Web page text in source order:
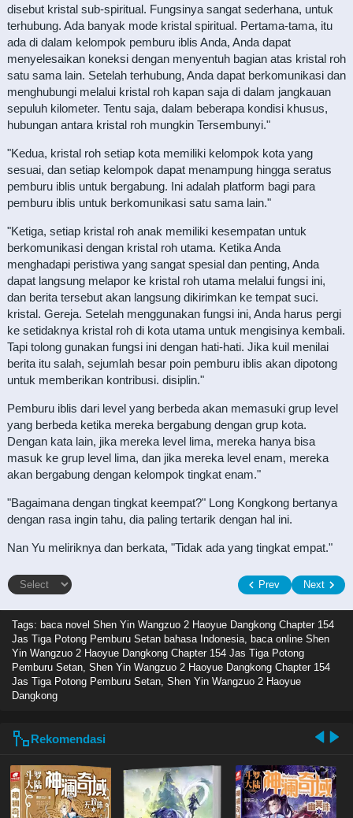
disebut kristal sub-spiritual. Fungsinya sangat sederhana, untuk
terhubung. Ada banyak mode kristal spiritual. Pertama-tama, itu
ada di dalam kelompok pemburu iblis Anda, Anda dapat
menyelesaikan koneksi dengan menyentuh bagian atas kristal roh
satu sama lain. Setelah terhubung, Anda dapat berkomunikasi dan
menghubungi melalui kristal roh kapan saja di dalam jangkauan
sepuluh kilometer. Tentu saja, dalam beberapa kondisi khusus,
hubungan antara kristal roh mungkin Tersembunyi."
"Kedua, kristal roh setiap kota memiliki kelompok kota yang
sesuai, dan setiap kelompok dapat menampung hingga seratus
pemburu iblis untuk bergabung. Ini adalah platform bagi para
pemburu iblis untuk berkomunikasi satu sama lain."
"Ketiga, setiap kristal roh anak memiliki kesempatan untuk
berkomunikasi dengan kristal roh utama. Ketika Anda
menghadapi peristiwa yang sangat spesial dan penting, Anda
dapat langsung melapor ke kristal roh utama melalui fungsi ini,
dan berita tersebut akan langsung dikirimkan ke tempat suci.
kristal. Gereja. Setelah menggunakan fungsi ini, Anda harus pergi
ke setidaknya kristal roh di kota utama untuk mengisinya kembali.
Tapi tolong gunakan fungsi ini dengan hati-hati. Jika kuil menilai
berita itu salah, sejumlah besar poin pemburu iblis akan dipotong
untuk memberikan kontribusi. disiplin."
Pemburu iblis dari level yang berbeda akan memasuki grup level
yang berbeda ketika mereka bergabung dengan grup kota.
Dengan kata lain, jika mereka level lima, mereka hanya bisa
masuk ke grup level lima, dan jika mereka level enam, mereka
akan bergabung dengan kelompok tingkat enam."
"Bagaimana dengan tingkat keempat?" Long Kongkong bertanya
dengan rasa ingin tahu, dia paling tertarik dengan hal ini.
Nan Yu meliriknya dan berkata, "Tidak ada yang tingkat empat."
Prev Next
Tags: baca novel Shen Yin Wangzuo 2 Haoyue Dangkong Chapter 154
Jas Tiga Potong Pemburu Setan bahasa Indonesia, baca online Shen
Yin Wangzuo 2 Haoyue Dangkong Chapter 154 Jas Tiga Potong
Pemburu Setan, Shen Yin Wangzuo 2 Haoyue Dangkong Chapter 154
Jas Tiga Potong Pemburu Setan, Shen Yin Wangzuo 2 Haoyue
Dangkong
Rekomendasi